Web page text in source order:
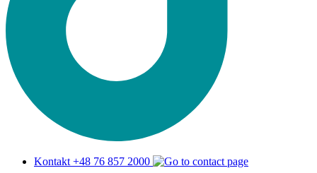
Kontakt +48 76 857 2000